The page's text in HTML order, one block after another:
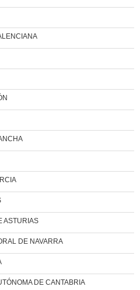
ASTURIAS
DE NAVARRA
DE CANTABRIA